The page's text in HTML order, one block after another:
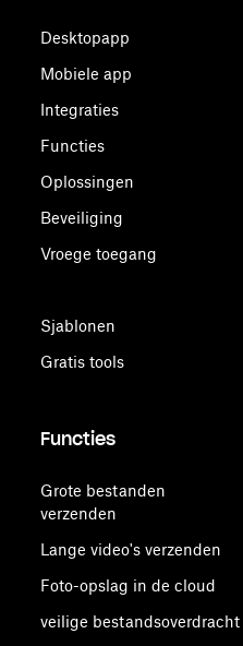
Desktopapp
Mobiele app
Integraties
Functies
Oplossingen
Beveiliging
Vroege toegang
Sjablonen
Gratis tools
Functies
Grote bestanden
verzenden
Lange video's verzenden
Foto-opslag in de cloud
veilige bestandsoverdracht